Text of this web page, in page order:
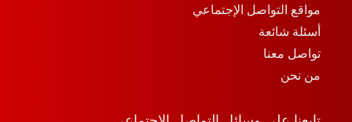
مواقع التواصل الإجتماعي
أسئلة شائعة
تواصل معنا
من نحن